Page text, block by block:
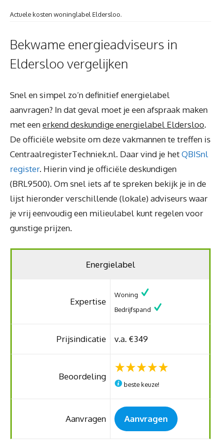
Actuele kosten woninglabel Eldersloo.
Bekwame energieadviseurs in
Eldersloo vergelijken
Snel en simpel zo’n definitief energielabel
aanvragen? In dat geval moet je een afspraak maken
met eenerkend deskundige energielabel Eldersloo.
De officiële website om deze vakmannen te treffen is
CentraalregisterTechniek.nl. Daar vind je hetQBISnl
register. Hierin vind je officiële deskundigen
(BRL9500). Om snel iets af te spreken bekijk je in de
lijst hieronder verschillende (lokale) adviseurs waar
je vrij eenvoudig een milieulabel kunt regelen voor
gunstige prijzen.
Energielabel
Expertise
Woning
Bedrijfspand
Prijsindicatie v.a. €349
Beoordeling
beste keuze!
Aanvragen Aanvragen